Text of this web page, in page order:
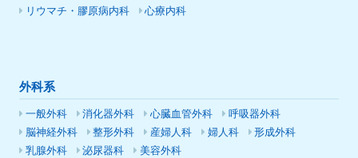
リウマチ・膠原病内科
心療内科
外科系
一般外科 消化器外科 心臓血管外科
呼吸器外科
脳神経外科
整形外科 産婦人科 婦人科
形成外科
乳腺外科
泌尿器科 美容外科